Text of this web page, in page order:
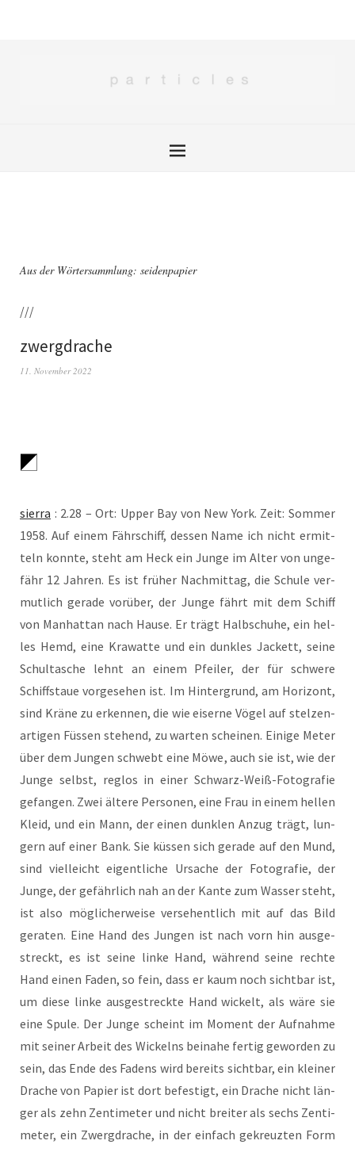
Aus der Wörtersammlung: seidenpapier
///
zwergdrache
11. November 2022
sier­ra : 2.28 – Ort: Upper Bay von New York. Zeit: Som­mer
1958. Auf einem Fähr­schiff, des­sen Name ich nicht ermit­
teln konn­te, steht am Heck ein Jun­ge im Alter von unge­
fähr 12 Jah­ren. Es ist frü­her Nach­mit­tag, die Schu­le ver­
mut­lich gera­de vor­über, der Jun­ge fährt mit dem Schiff
von Man­hat­tan nach Hau­se. Er trägt Halb­schu­he, ein hel­
les Hemd, eine Kra­wat­te und ein dunk­les Jackett, sei­ne
Schul­ta­sche lehnt an einem Pfei­ler, der für schwe­re
Schiffstaue vor­ge­se­hen ist. Im Hin­ter­grund, am Hori­zont,
sind Krä­ne zu erken­nen, die wie eiser­ne Vögel auf stel­zen­
ar­ti­gen Füs­sen ste­hend, zu war­ten schei­nen. Eini­ge Meter
über dem Jun­gen schwebt eine Möwe, auch sie ist, wie der
Jun­ge selbst, reg­los in einer Schwarz-Weiß-Foto­gra­fie
gefan­gen. Zwei älte­re Per­so­nen, eine Frau in einem hel­len
Kleid, und ein Mann, der einen dunk­len Anzug trägt, lun­
gern auf einer Bank. Sie küs­sen sich gera­de auf den Mund,
sind viel­leicht eigent­li­che Ursa­che der Foto­gra­fie, der
Jun­ge, der gefähr­lich nah an der Kan­te zum Was­ser steht,
ist also mög­li­cher­wei­se ver­se­hent­lich mit auf das Bild
gera­ten. Eine Hand des Jun­gen ist nach vorn hin aus­ge­
streckt, es ist sei­ne lin­ke Hand, wäh­rend sei­ne rech­te
Hand einen Faden, so fein, dass er kaum noch sicht­bar ist,
um die­se lin­ke aus­ge­streck­te Hand wickelt, als wäre sie
eine Spu­le. Der Jun­ge scheint im Moment der Auf­nah­me
mit sei­ner Arbeit des Wickelns bei­na­he fer­tig gewor­den zu
sein, das Ende des Fadens wird bereits sicht­bar, ein klei­ner
Dra­che von Papier ist dort befes­tigt, ein Dra­che nicht län­
ger als zehn Zen­ti­me­ter und nicht brei­ter als sechs Zen­ti­
me­ter, ein Zwerg­dra­che, in der ein­fach gekreuz­ten Form